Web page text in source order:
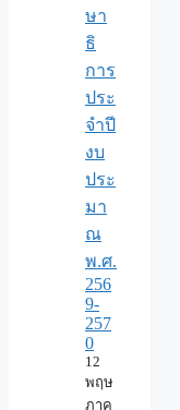
ษา
ธิ
การ
ประ
จำปี
งบ
ประ
มา
ณ
พ.ศ.
256
9-
257
0
12
พฤษ
ภาค